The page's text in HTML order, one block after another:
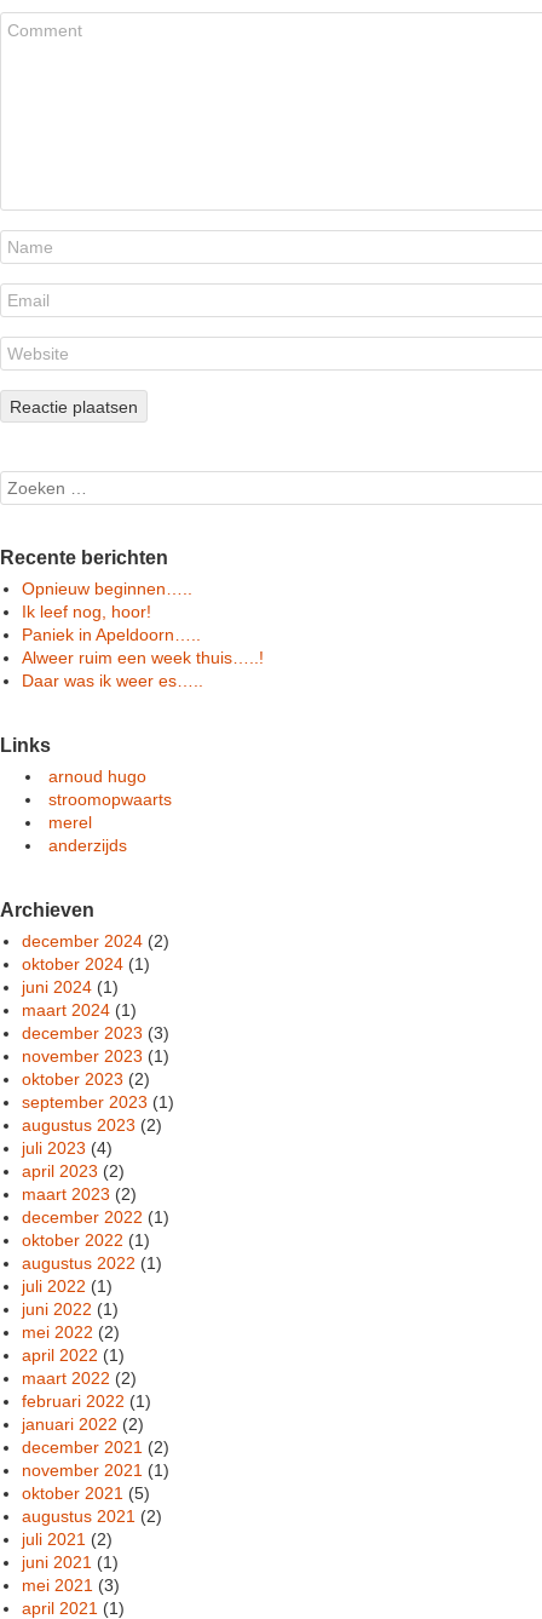
Search
Recente berichten
Opnieuw beginnen…..
Ik leef nog, hoor!
Paniek in Apeldoorn…..
Alweer ruim een week thuis…..!
Daar was ik weer es…..
Links
arnoud hugo
stroomopwaarts
merel
anderzijds
Archieven
december 2024 (2)
oktober 2024 (1)
juni 2024 (1)
maart 2024 (1)
december 2023 (3)
november 2023 (1)
oktober 2023 (2)
september 2023 (1)
augustus 2023 (2)
juli 2023 (4)
april 2023 (2)
maart 2023 (2)
december 2022 (1)
oktober 2022 (1)
augustus 2022 (1)
juli 2022 (1)
juni 2022 (1)
mei 2022 (2)
april 2022 (1)
maart 2022 (2)
februari 2022 (1)
januari 2022 (2)
december 2021 (2)
november 2021 (1)
oktober 2021 (5)
augustus 2021 (2)
juli 2021 (2)
juni 2021 (1)
mei 2021 (3)
april 2021 (1)